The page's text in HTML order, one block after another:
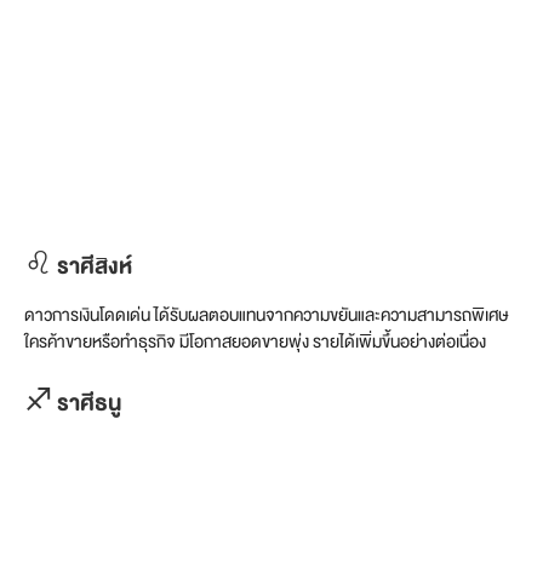
♌ ราศีสิงห์
ดาวการเงินโดดเด่น ได้รับผลตอบแทนจากความขยันและความสามารถพิเศษ
ใครค้าขายหรือทำธุรกิจ มีโอกาสยอดขายพุ่ง รายได้เพิ่มขึ้นอย่างต่อเนื่อง
♐ ราศีธนู